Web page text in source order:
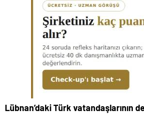
Lübnan’daki Türk vatandaşlarının